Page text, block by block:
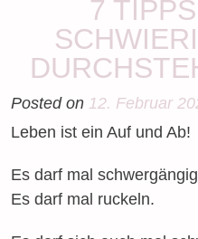
7
Posted on 12. Februar
Leben ist ein Auf und Ab!
Es darf mal
Es darf mal ruckeln.